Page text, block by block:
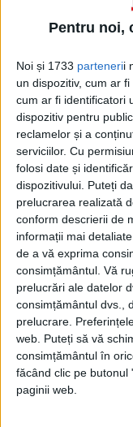
Pentru noi,
Noi și 1733 partenerii
un dispozitiv, cum ar
cum ar fi identificatori
dispozitiv pentru
reclamelor și a
serviciilor. Cu
folosi date și
dispozitivului. Puteți
prelucrarea realizată
conform descrierii de
informații mai
de a vă exprima
consimțământul. Vă
prelucrări ale datelor
consimțământul dvs.,
prelucrare.
web. Puteți să vă
consimțământul în
făcând clic pe butonul
paginii web.
ARTICOLE ONLINE
22 noiembrie 1963:
asasinat
John Fitzgerald
Statelor Unite,